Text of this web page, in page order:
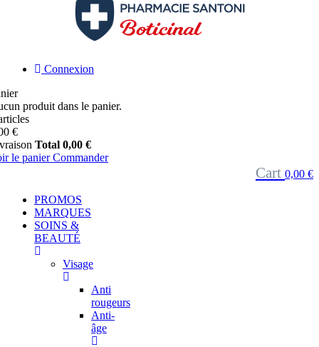
Connexion
produit dans le panier.
€
Total 0,00 €
le panier Commander
Cart 0,00 €
PROMOS
MARQUES
SOINS &
BEAUTÉ
Visage
Anti
rougeurs
Anti-
âge